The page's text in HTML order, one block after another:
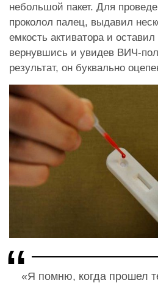
небольшой пакет. Для
проколол палец, выдавил
емкость активатора и
вернувшись и увидев ВИЧ-
результат, он буквально
«Я помню, когда прошел